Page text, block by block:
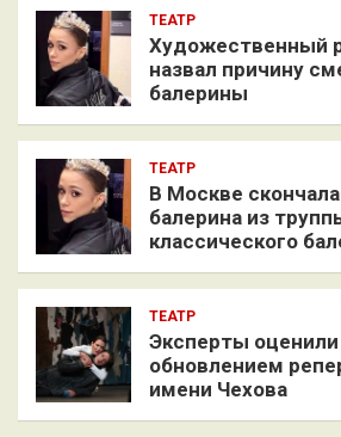
ТЕАТР
Художественный
назвал причину
балерины
ТЕАТР
В Москве
балерина из
классического
ТЕАТР
Эксперты оценили
обновлением
имени Чехова